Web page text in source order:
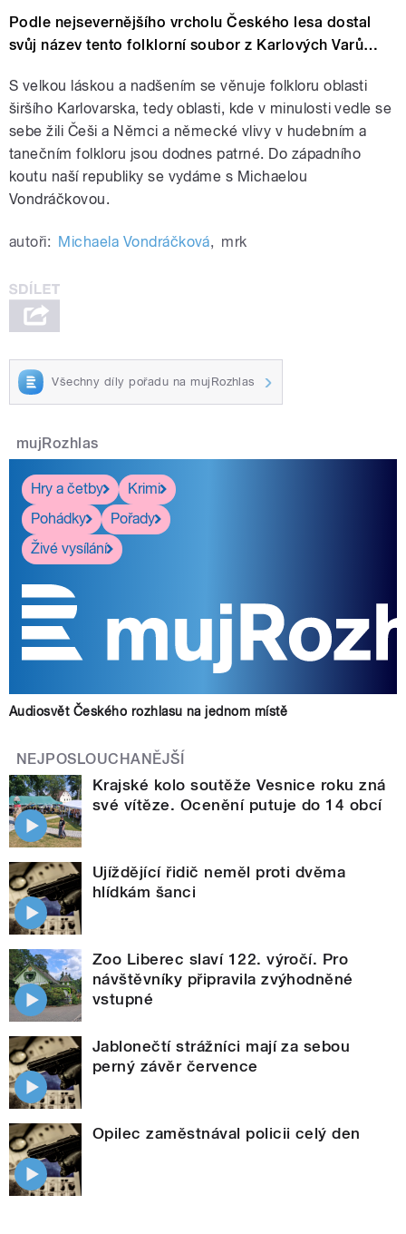
Podle nejsevernějšího vrcholu Českého lesa dostal
svůj název tento folklorní soubor z Karlových Varů…
S velkou láskou a nadšením se věnuje folkloru oblasti
širšího Karlovarska, tedy oblasti, kde v minulosti vedle se
sebe žili Češi a Němci a německé vlivy v hudebním a
tanečním folkloru jsou dodnes patrné. Do západního
koutu naší republiky se vydáme s Michaelou
Vondráčkovou.
autoři: Michaela Vondráčková, mrk
Všechny díly pořadu na mujRozhlas
mujRozhlas
Hry a četby
Krimi
Pohádky
Pořady
Živé vysílání
Audiosvět Českého rozhlasu na jednom místě
NEJPOSLOUCHANĚJŠÍ
Krajské kolo soutěže Vesnice roku zná
své vítěze. Ocenění putuje do 14 obcí
Ujíždějící řidič neměl proti dvěma
hlídkám šanci
Zoo Liberec slaví 122. výročí. Pro
návštěvníky připravila zvýhodněné
vstupné
Jablonečtí strážníci mají za sebou
perný závěr července
Opilec zaměstnával policii celý den